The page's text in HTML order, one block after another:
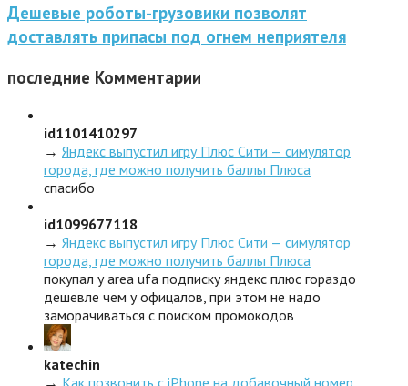
Дешевые роботы-грузовики позволят
доставлять припасы под огнем неприятеля
последние Комментарии
id1101410297
→ Яндекс выпустил игру Плюс Сити — симулятор
города, где можно получить баллы Плюса
спасибо
id1099677118
→ Яндекс выпустил игру Плюс Сити — симулятор
города, где можно получить баллы Плюса
покупал у area ufa подписку яндекс плюс гораздо
дешевле чем у офицалов, при этом не надо
заморачиваться с поиском промокодов
katechin